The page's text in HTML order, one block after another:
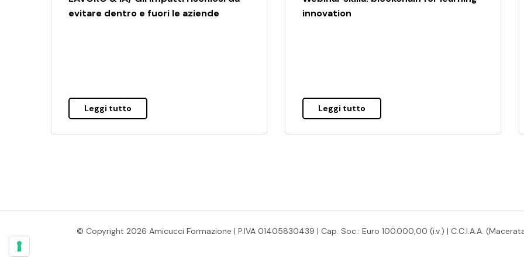
evitare dentro e fuori le aziende
Leggi tutto
innovation
Leggi tutto
© Copyright 2026 Amicucci Formazione | P.IVA 01405830439 | Cap. Soc.: Euro 100.000,00 (i.v.) | C.C.I.A.A.